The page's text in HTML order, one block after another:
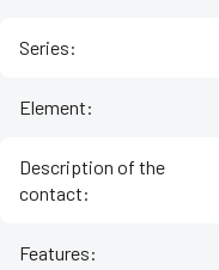
Series:
Element:
Description of the
contact:
Features: